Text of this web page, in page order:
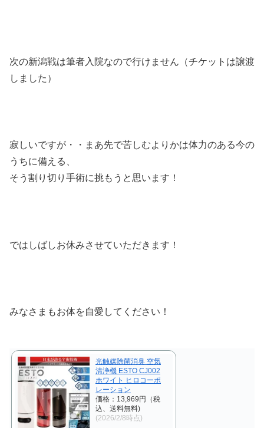
次の新潟戦は筆者入院なので行けません（チケットは譲渡
しました）
寂しいですが・・まあ先で苦しむよりかは体力のある今の
うちに備える、
そう割り切り手術に挑もうと思います！
ではしばしお休みさせていただきます！
みなさまもお体を自愛してください！
光触媒除菌消臭 空気
清浄機 ESTO CJ002
ホワイト ヒロコーポ
レーション
価格：13,969円（税
込、送料無料)
(2026/2/8時点)